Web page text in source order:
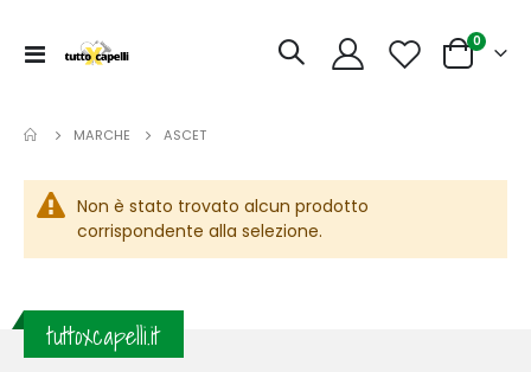
Toggle
Cart
0articoli
MARCHE ASCET
Non è stato trovato alcun prodotto
corrispondente alla selezione.
tuttoxcapelli.it